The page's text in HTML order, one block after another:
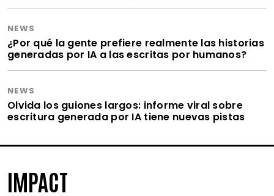
NEWS
¿Por qué la gente prefiere realmente las historias
generadas por IA a las escritas por humanos?
NEWS
Olvida los guiones largos: informe viral sobre
escritura generada por IA tiene nuevas pistas
IMPACT